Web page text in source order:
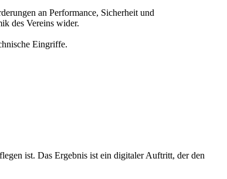
an Performance, Sicherheit und
des Vereins wider.
Eingriffe.
ist. Das Ergebnis ist ein digitaler Auftritt, der den